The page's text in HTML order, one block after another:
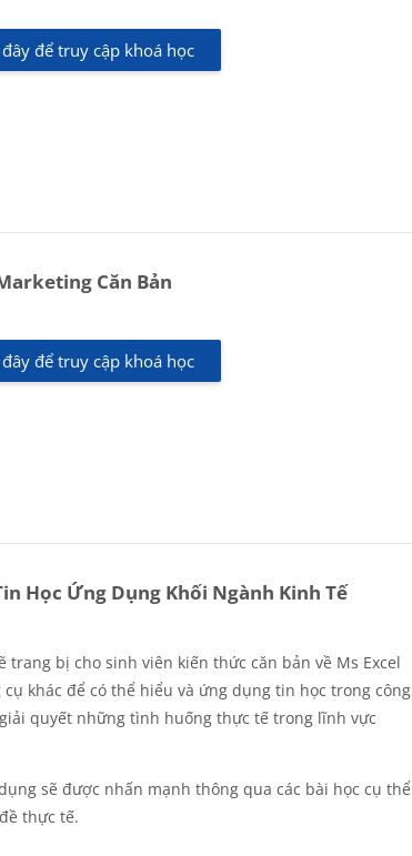
để truy cập khoá học
Căn Bản
để truy cập khoá học
Học Ứng Dụng Khối Ngành Kinh Tế
trang bị cho sinh viên kiến thức căn bản về Ms Excel
cụ khác để có thể hiểu và ứng dụng tin học trong công
quyết những tình huống thực tế trong lĩnh vực
sẽ được nhấn mạnh thông qua các bài học cụ thể
thực tế.